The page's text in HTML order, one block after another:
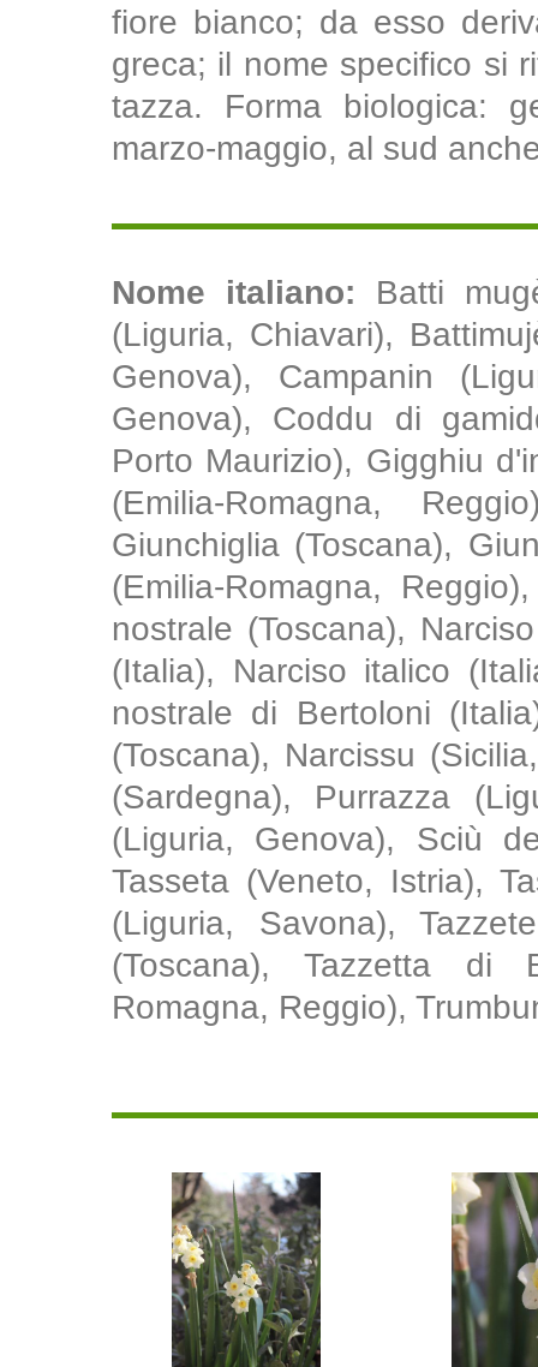
fiore bianco; da esso
greca; il nome specifico si
tazza. Forma biologica:
marzo-maggio, al sud
Nome italiano: Batti
(Liguria, Chiavari),
Genova), Campanin
Genova), Coddu di
Porto Maurizio), Gigghiu
(Emilia-Romagna,
Giunchiglia (Toscana),
(Emilia-Romagna,
nostrale (Toscana),
(Italia), Narciso italico
nostrale di Bertoloni
(Toscana), Narcissu
(Sardegna), Purrazza
(Liguria, Genova), Sciù
Tasseta (Veneto, Istria),
(Liguria, Savona),
(Toscana), Tazzetta di
Romagna, Reggio),